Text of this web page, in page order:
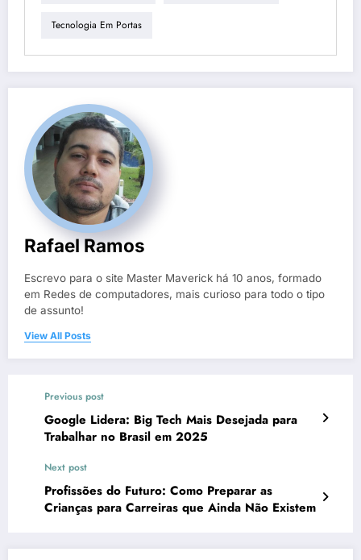
Tecnologia Em Portas
Rafael Ramos
Escrevo para o site Master Maverick há 10 anos, formado
em Redes de computadores, mais curioso para todo o tipo
de assunto!
View All Posts
Previous post
Google Lidera: Big Tech Mais Desejada para
Trabalhar no Brasil em 2025
Next post
Profissões do Futuro: Como Preparar as
Crianças para Carreiras que Ainda Não Existem